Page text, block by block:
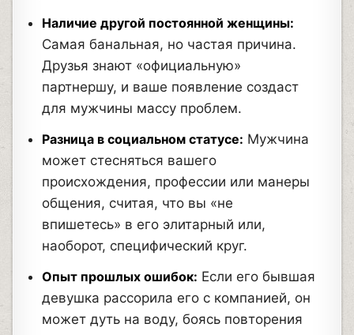
Наличие другой постоянной женщины:
Самая банальная, но частая причина.
Друзья знают «официальную»
партнершу, и ваше появление создаст
для мужчины массу проблем.
Разница в социальном статусе: Мужчина
может стесняться вашего
происхождения, профессии или манеры
общения, считая, что вы «не
впишетесь» в его элитарный или,
наоборот, специфический круг.
Опыт прошлых ошибок: Если его бывшая
девушка рассорила его с компанией, он
может дуть на воду, боясь повторения